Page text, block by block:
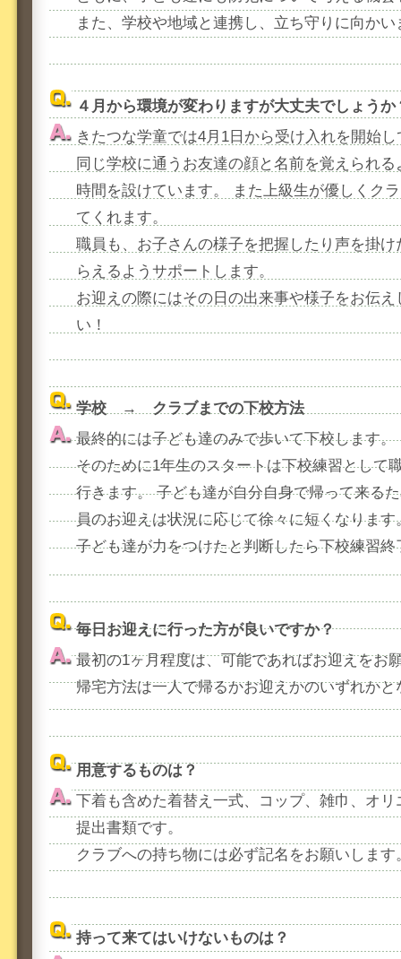
また、学校や地域と連携し、立ち守りに向かい
４月から環境が変わりますが大丈夫でしょうか
きたつな学童では4月1日から受け入れを開始
同じ学校に通うお友達の顔と名前を覚えられ
時間を設けています。 また上級生が優しくク
てくれます。
職員も、お子さんの様子を把握したり声を掛
らえるようサポートします。
お迎えの際にはその日の出来事や様子をお伝
い！
学校 → クラブまでの下校方法
最終的には子ども達のみで歩いて下校します。
そのために1年生のスタートは下校練習として
行きます。 子ども達が自分自身で帰って来る
員のお迎えは状況に応じて徐々に短くなります
子ども達が力をつけたと判断したら下校練習終
毎日お迎えに行った方が良いですか？
最初の1ヶ月程度は、可能であればお迎えをお
帰宅方法は一人で帰るかお迎えかのいずれかと
用意するものは？
下着も含めた着替え一式、コップ、雑巾、オ
提出書類です。
クラブへの持ち物には必ず記名をお願いします
持って来てはいけないものは？